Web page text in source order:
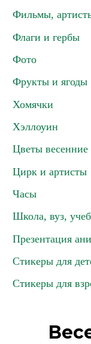
Фильмы,
Флаги и гербы
Фото
Фрукты и ягоды
Хомячки
Хэллоуин
Цветы весенние
Цирк и артисты
Часы
Школа, вуз,
Презентация
Стикеры для
Стикеры для